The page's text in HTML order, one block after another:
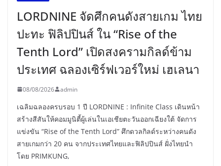
LORDNINE จัดศึกคนดังสายเกม ไทย
ปะทะ ฟิลิปปินส์ ใน “Rise of the
Tenth Lord” เปิดสงครามกิลด์ข้าม
ประเทศ ฉลองเซิร์ฟเวอร์ใหม่ เฮเลนา
08/08/2026 admin
เฉลิมฉลองครบรอบ 1 ปี LORDNINE : Infinite Class เดินหน้า
สร้างสีสันให้คอมมูนิตี้ผู้เล่นในเอเชียตะวันออกเฉียงใต้ จัดการ
แข่งขัน “Rise of the Tenth Lord” ศึกดวลกิลด์ระหว่างคนดัง
สายเกมกว่า 20 คน จากประเทศไทยและฟิลิปปินส์ ฝั่งไทยนำ
โดย PRIMKUNG,